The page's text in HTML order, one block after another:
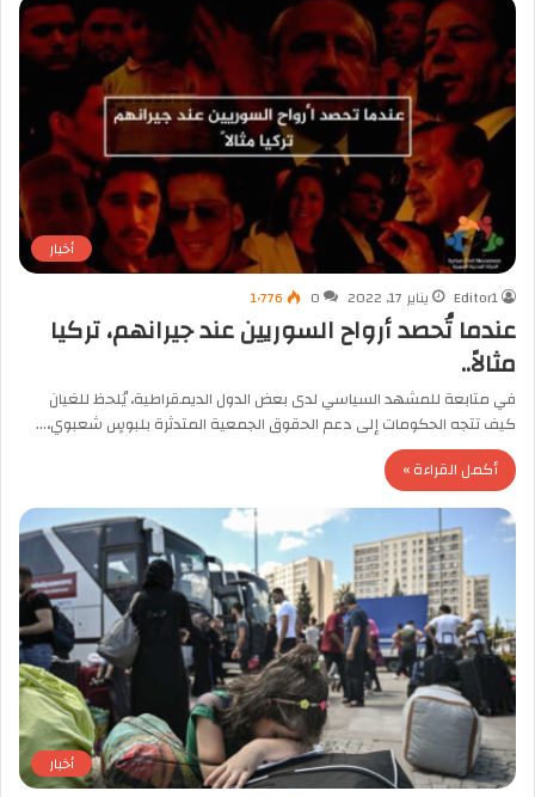
أخبار
Editor1
يناير 17, 2022 0 1٬776
عندما تُحصد أرواح السوريين عند جيرانهم، تركيا
مثالاً..
في متابعة للمشهد السياسي لدى بعض الدول الديمقراطية، يُلحظ للعَيان
كيف تتجه الحكومات إلى دعم الحقوق الجمعية المتدثرة بلبوسٍ شعبوي،…
أكمل القراءة »
أخبار